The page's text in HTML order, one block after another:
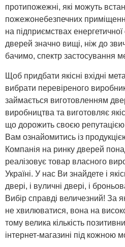
протипожежні, які можуть
пожежонебезпечних
на підприємствах
дверей значно вищі, ніж до
бачимо, спектр застосування
Щоб придбати якісні вхідні
вибрати перевіреного
займається виготовленням
виробництва та виготовляє
що дорожить своєю
Вам ознайомитись із
Компанія на ринку дверей
реалізовує товар власного
Україні. У нас Ви знайдете і
двері, і вуличні двері, і
Вибір справді величезний! За
не хвилюватися, вона на
тому велика кількість
інтернет-магазині під кожною